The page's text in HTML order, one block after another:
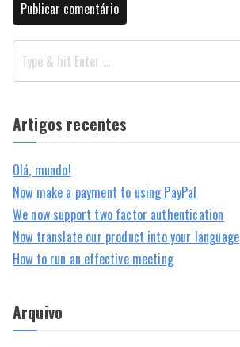
Artigos recentes
Olá, mundo!
Now make a payment to using PayPal
We now support two factor authentication
Now translate our product into your language
How to run an effective meeting
Arquivo